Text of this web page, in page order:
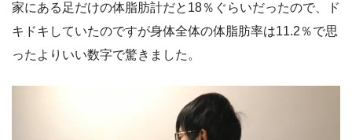
家にある足だけの体脂肪計だと18％ぐらいだったので、ド
キドキしていたのですが身体全体の体脂肪率は11.2％で思
ったよりいい数字で驚きました。